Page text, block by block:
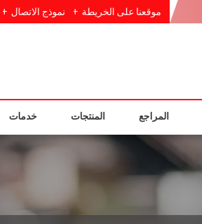
نموذج الاتصال موقعنا على الخريطة
خدمات المنتجات المراجع